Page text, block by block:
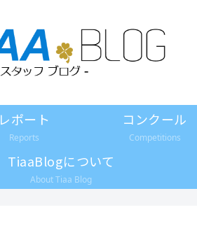
レポート
Reports
コンクール
Competitions
TiaaBlogについて
About Tiaa Blog